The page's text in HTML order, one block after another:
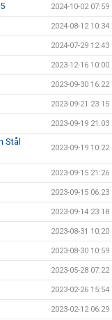
2024-10-02 07:59
2024-08-12 10:34
2024-07-29 12:43
2023-12-16 10:00
2023-09-30 16:22
2023-09-21 23:15
2023-09-19 21:03
Stål
2023-09-19 10:22
2023-09-15 21:26
2023-09-15 06:23
2023-09-14 23:18
2023-08-31 10:20
2023-08-30 10:59
2023-05-28 07:22
2023-02-26 15:54
2023-02-12 06:29